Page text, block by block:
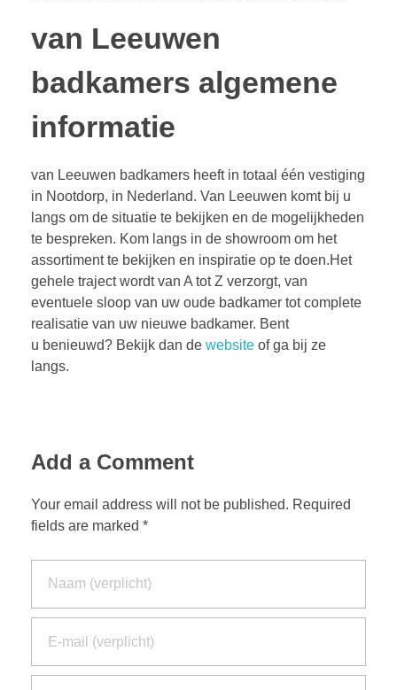
van Leeuwen
badkamers algemene
informatie
van Leeuwen badkamers heeft in totaal één vestiging
in Nootdorp, in Nederland. Van Leeuwen komt bij u
langs om de situatie te bekijken en de mogelijkheden
te bespreken. Kom langs in de showroom om het
assortiment te bekijken en inspiratie op te doen.Het
gehele traject wordt van A tot Z verzorgt, van
eventuele sloop van uw oude badkamer tot complete
realisatie van uw nieuwe badkamer. Bent
u benieuwd? Bekijk dan de website of ga bij ze
langs.
Add a Comment
Your email address will not be published. Required
fields are marked *